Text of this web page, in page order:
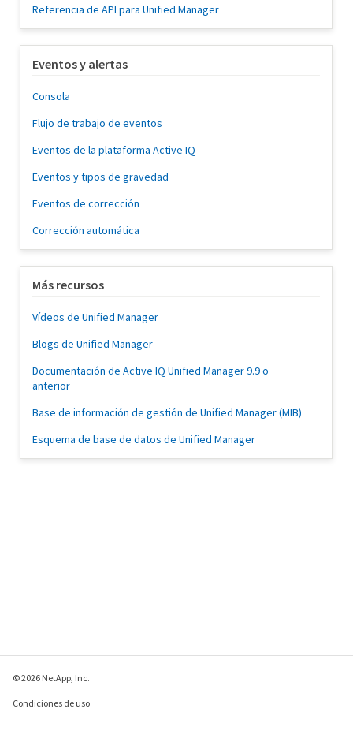
Referencia de API para Unified Manager
Eventos y alertas
Consola
Flujo de trabajo de eventos
Eventos de la plataforma Active IQ
Eventos y tipos de gravedad
Eventos de corrección
Corrección automática
Más recursos
Vídeos de Unified Manager
Blogs de Unified Manager
Documentación de Active IQ Unified Manager 9.9 o
anterior
Base de información de gestión de Unified Manager (MIB)
Esquema de base de datos de Unified Manager
© 2026 NetApp, Inc.
Condiciones de uso